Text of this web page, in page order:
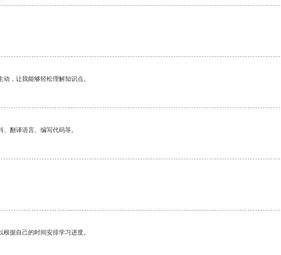
，让我能够轻松理解知识点。
翻译语言、编写代码等。
据自己的时间安排学习进度。